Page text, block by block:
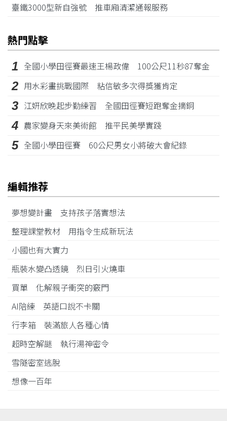
臺鐵3000型新自強號 推車廂清潔通報服務
熱門點擊
1 全國小學田徑賽最速王楊政偉 100公尺11秒87奪金
2 用水彩畫挑戰國際 粘信敏多次得獎獲肯定
3 江姸欣晚起步勤練習 全國田徑賽短跑奪金摘銅
4 農家變身天來美術館 推平民美學實踐
5 全國小學田徑賽 60公尺男女小將破大會紀錄
編輯推荐
夢想變計畫 支持孩子落實想法
整理課堂教材 用指令生成新玩法
小國也有大實力
瓶裝水變凸透鏡 烈日引火燒車
買單 化解親子衝突的竅門
AI陪練 英語口說不卡關
行李箱 裝滿旅人各種心情
超時空解謎 執行湯神密令
雪隧密室逃脫
想像一百年